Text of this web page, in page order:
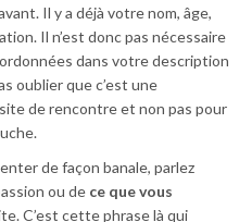
Il y a déjà votre nom, âge,
Il n’est donc pas nécessaire
dans votre description
oublier que c’est une
de rencontre et non pas pour
de façon banale, parlez
ou de ce que vous
C’est cette phrase là qui